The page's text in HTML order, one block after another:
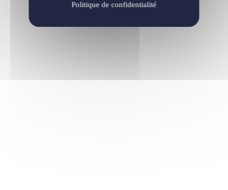
Politique de confidentialité